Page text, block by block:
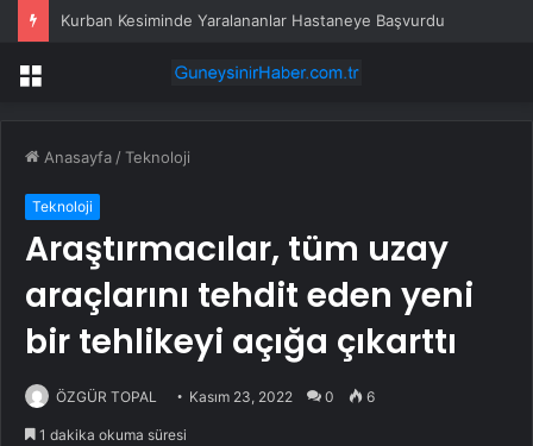
Kurban Kesiminde Yaralananlar Hastaneye Başvurdu
Menü
Anasayfa /Teknoloji
Teknoloji
Araştırmacılar, tüm uzay
araçlarını tehdit eden yeni
bir tehlikeyi açığa çıkarttı
ÖZGÜR TOPAL Kasım 23, 2022 0 6
1 dakika okuma süresi